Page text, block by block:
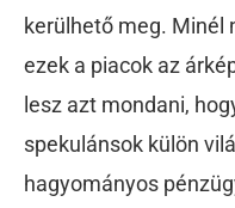
kerülhető meg. Minél
ezek a piacok az
lesz azt mondani,
spekulánsok külön
hagyományos